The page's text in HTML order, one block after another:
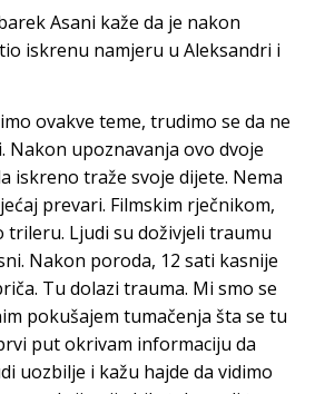
Asani kaže da je nakon
iskrenu namjeru u Aleksandri i
ovakve teme, trudimo se da ne
Nakon upoznavanja ovo dvoje
iskreno traže svoje dijete. Nema
prevari. Filmskim rječnikom,
trileru. Ljudi su doživjeli traumu
Nakon poroda, 12 sati kasnije
Tu dolazi trauma. Mi smo se
pokušajem tumačenja šta se tu
put okrivam informaciju da
uozbilje i kažu hajde da vidimo